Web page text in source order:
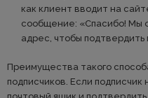
как клиент вводит на
сообщение: «Спасибо! Мы
адрес, чтобы подтвердить
Преимущества такого
подписчиков. Если подписчик